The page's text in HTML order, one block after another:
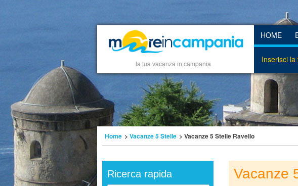
la tua vacanza in campania
HOME
Inserisci
Home > Vacanze 5 Stelle > Vacanze 5 Stelle Ravello
Ricerca rapida Vacanze